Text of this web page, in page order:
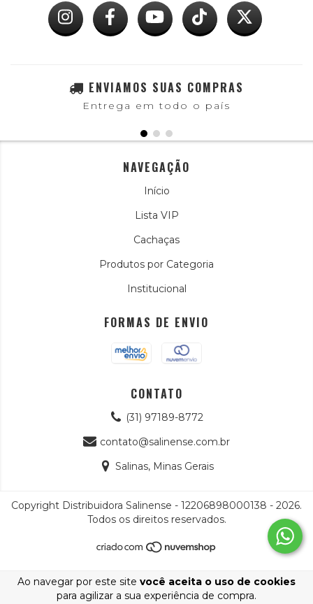
Ao navegar por este site você aceita o uso de cookies
para agilizar a sua experiência de compra.
ENVIAMOS SUAS COMPRAS
Entrega em todo o país
NAVEGAÇÃO
Início
Lista VIP
Cachaças
Produtos por Categoria
Institucional
FORMAS DE ENVIO
CONTATO
(31) 97189-8772
contato@salinense.com.br
Salinas, Minas Gerais
Copyright Distribuidora Salinense - 12206898000138 - 2026.
Todos os direitos reservados.